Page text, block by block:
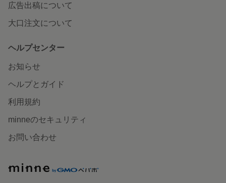
広告出稿について
大口注文について
ヘルプセンター
お知らせ
ヘルプとガイド
利用規約
minneのセキュリティ
お問い合わせ